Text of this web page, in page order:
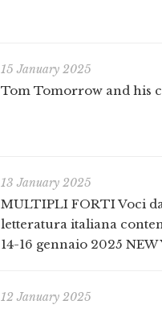
15 January 2025
Tom Tomorrow and his
13 January 2025
MULTIPLI FORTI Voci
letteratura italiana
14-16 gennaio 2025 NEW
12 January 2025